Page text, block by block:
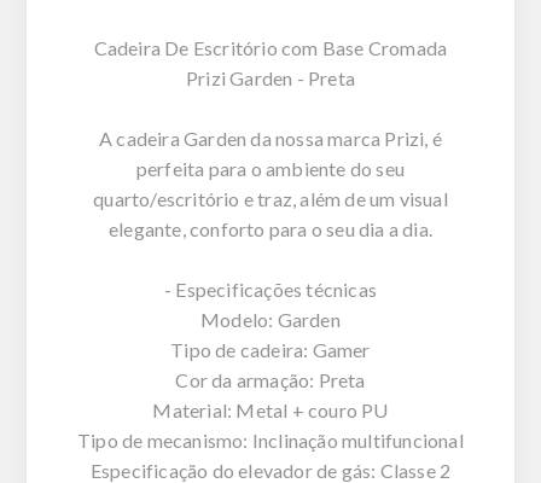
Cadeira De Escritório com Base Cromada
Prizi Garden - Preta
A cadeira Garden da nossa marca Prizi, é
perfeita para o ambiente do seu
quarto/escritório e traz, além de um visual
elegante, conforto para o seu dia a dia.
- Especificações técnicas
Modelo: Garden
Tipo de cadeira: Gamer
Cor da armação: Preta
Material: Metal + couro PU
Tipo de mecanismo: Inclinação multifuncional
Especificação do elevador de gás: Classe 2